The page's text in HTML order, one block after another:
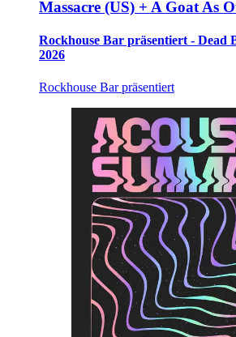
Massacre (US) + A Goat As
Rockhouse Bar präsentiert - Dead
2026
Rockhouse Bar präsentiert